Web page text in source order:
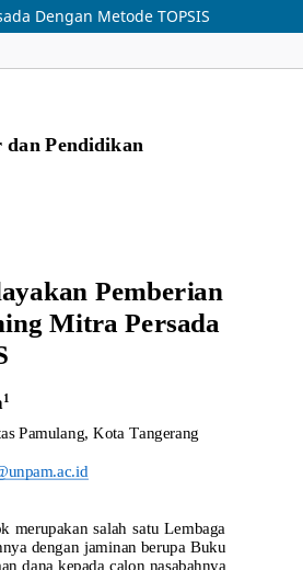
Dengan Metode TOPSIS